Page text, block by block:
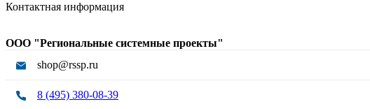
Контактная информация
ООО "Региональные системные проекты"
shop@rssp.ru
8 (495) 380-08-39